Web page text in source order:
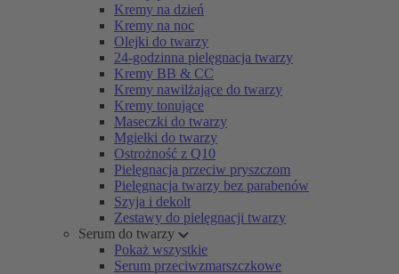
Kremy na dzień
Kremy na noc
Olejki do twarzy
24-godzinna pielęgnacja twarzy
Kremy BB & CC
Kremy nawilżające do twarzy
Kremy tonujące
Maseczki do twarzy
Mgiełki do twarzy
Ostrożność z Q10
Pielęgnacja przeciw pryszczom
Pielęgnacja twarzy bez parabenów
Szyja i dekolt
Zestawy do pielęgnacji twarzy
Serum do twarzy
Pokaż wszystkie
Serum przeciwzmarszczkowe